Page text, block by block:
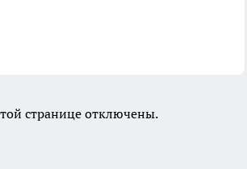
странице отключены.